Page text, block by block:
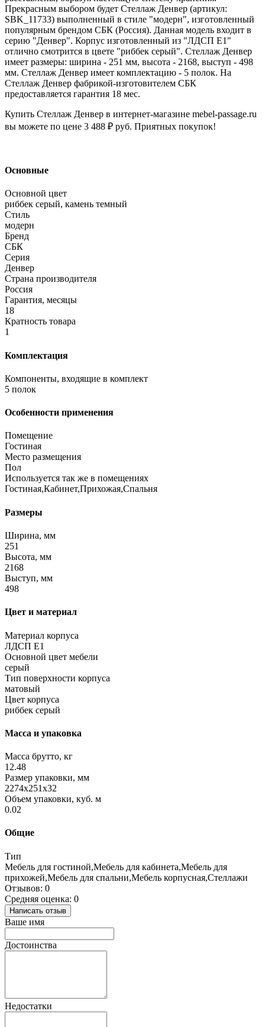
Прекрасным выбором будет Стеллаж Денвер (артикул:
SBK_11733) выполненный в стиле "модерн", изготовленный
популярным брендом СБК (Россия). Данная модель входит в
серию "Денвер". Корпус изготовленный из "ЛДСП Е1"
отлично смотрится в цвете "риббек серый". Стеллаж Денвер
имеет размеры: ширина - 251 мм, высота - 2168, выступ - 498
мм. Стеллаж Денвер имеет комплектацию - 5 полок. На
Стеллаж Денвер фабрикой-изготовителем СБК
предоставляется гарантия 18 мес.
Купить Стеллаж Денвер в интернет-магазине mebel-passage.ru
вы можете по цене 3 488 ₽ руб. Приятных покупок!
Основные
Основной цвет
риббек серый, камень темный
Стиль
модерн
Бренд
СБК
Серия
Денвер
Страна производителя
Россия
Гарантия, месяцы
18
Кратность товара
1
Комплектация
Компоненты, входящие в комплект
5 полок
Особенности применения
Помещение
Гостиная
Место размещения
Пол
Используется так же в помещениях
Гостиная,Кабинет,Прихожая,Спальня
Размеры
Ширина, мм
251
Высота, мм
2168
Выступ, мм
498
Цвет и материал
Материал корпуса
ЛДСП Е1
Основной цвет мебели
серый
Тип поверхности корпуса
матовый
Цвет корпуса
риббек серый
Масса и упаковка
Масса брутто, кг
12.48
Размер упаковки, мм
2274x251x32
Объем упаковки, куб. м
0.02
Общие
Тип
Мебель для гостиной,Мебель для кабинета,Мебель для
прихожей,Мебель для спальни,Мебель корпусная,Стеллажи
Отзывов: 0
Средняя оценка: 0
Написать отзыв
Ваше имя
Достоинства
Недостатки